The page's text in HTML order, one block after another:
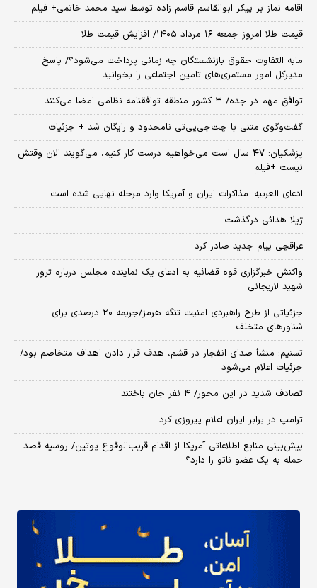
اقامه نماز بر پیکر ابوالقاسم قاسم زاده توسط سید محمد خاتمی+ فیلم
قیمت طلا امروز جمعه ۱۶ مرداد ۱۴۰۵/ افزایش قیمت طلا
مابه التفاوت حقوق بازنشستگان چه زمانی پرداخت می‌شود؟/ پاسخ
مدیرکل امور مستمری‌های تامین اجتماعی را بخوانید
توافق مهم در جده/ ۳ کشور منطقه توافقنامه نظامی امضا می‌کنند
گفت‌وگوی متنی با چت‌جی‌پی‌تی نامحدود و رایگان شد + جزئیات
پزشکیان: ۴۷ سال است می‌خواهیم درست کار کنیم، می‌گویند الان وقتش
نیست +فیلم
ادعای العربیه: مذاکرات ایران و آمریکا وارد مرحله نهایی شده است
ژیلا هدائی درگذشت
عراقچی پیام جدید صادر کرد
واکنش خبرگزاری قوه قضائیه به ادعای یک نماینده مجلس درباره ترور
شهید لاریجانی
جزئیاتی از طرح راهبردی امنیت تنگه هرمز/جریمه ۲۰ درصدی برای
شناورهای متخلف
تسنیم: منشأ صدای انفجار در قشم، هدف قرار دادن اهداف متخاصم بود/
جزئیات اعلام می‌شود
تصادف شدید در این محور/ ۴ نفر جان باختند
ترامپ در برابر ایران اعلام پیروزی کرد
پیش‌بینی منابع اطلاعاتی آمریکا از اقدام قریب‌الوقوع پوتین/ روسیه قصد
حمله به یک عضو ناتو را دارد؟